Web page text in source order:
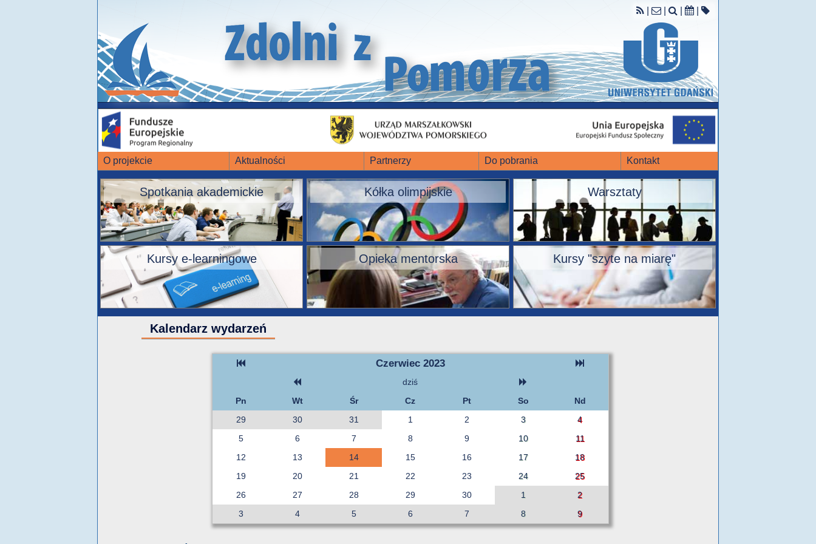
O projekcie Aktualności Partnerzy Do pobrania Kontakt
Spotkania akademickie Kółka olimpijskie Warsztaty
Kursy e-learningowe Opieka mentorska Kursy "szyte na miarę"
Kalendarz wydarzeń
Czerwiec 2023
dziś
Pn
Wt Śr Cz Pt So
Nd
29
30 31 1 2 3
4
5
6 7 8 9 10
11
12
13 14 15 16 17
18
19
20 21 22 23 24
25
26
27 28 29 30 1
2
3
4 5 6 7 8 9